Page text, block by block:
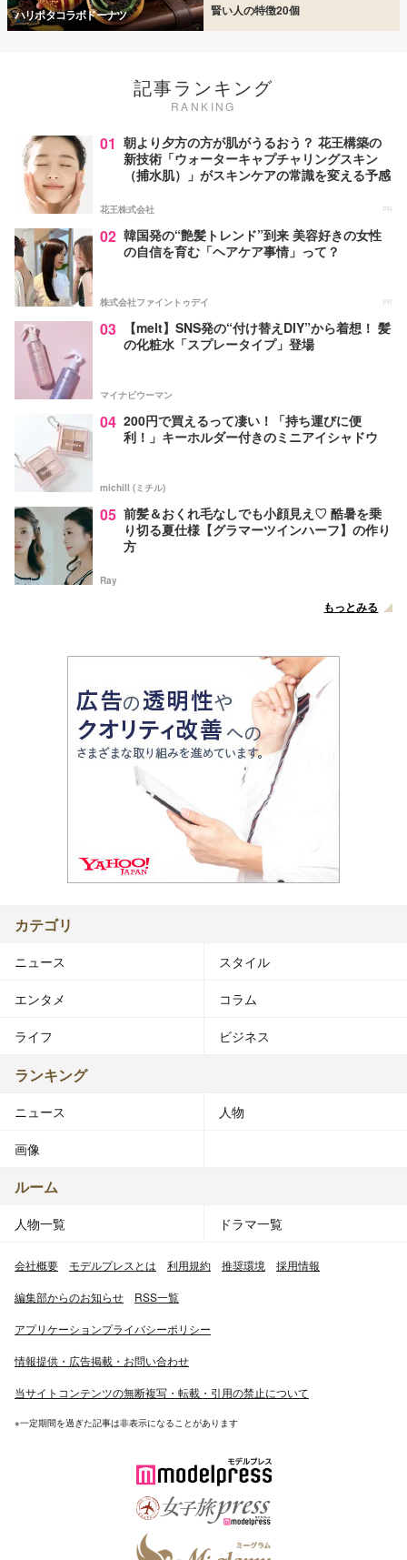
ハリポタコラボドーナツ 賢い人の特徴20個
記事ランキング
RANKING
01 朝より夕方の方が肌がうるおう？ 花王構築の
新技術「ウォーターキャプチャリングスキン
（捕水肌）」がスキンケアの常識を変える予感
花王株式会社 PR
02 韓国発の“艶髪トレンド”到来 美容好きの女性
の自信を育む「ヘアケア事情」って？
株式会社ファイントゥデイ PR
03
【melt】SNS発の“付け替えDIY”から着想！ 髪
の化粧水「スプレータイプ」登場
マイナビウーマン
04 200円で買えるって凄い！「持ち運びに便
利！」キーホルダー付きのミニアイシャドウ
michill (ミチル)
05 前髪＆おくれ毛なしでも小顔見え♡ 酷暑を乗
り切る夏仕様【グラマーツインハーフ】の作り
方
Ray
もっとみる
カテゴリ
ニュース スタイル
エンタメ コラム
ライフ ビジネス
ランキング
ニュース 人物
画像
ルーム
人物一覧 ドラマ一覧
会社概要 モデルプレスとは 利用規約 推奨環境 採用情報
編集部からのお知らせ RSS一覧
アプリケーションプライバシーポリシー
情報提供・広告掲載・お問い合わせ
当サイトコンテンツの無断複写・転載・引用の禁止について
※一定期間を過ぎた記事は非表示になることがあります